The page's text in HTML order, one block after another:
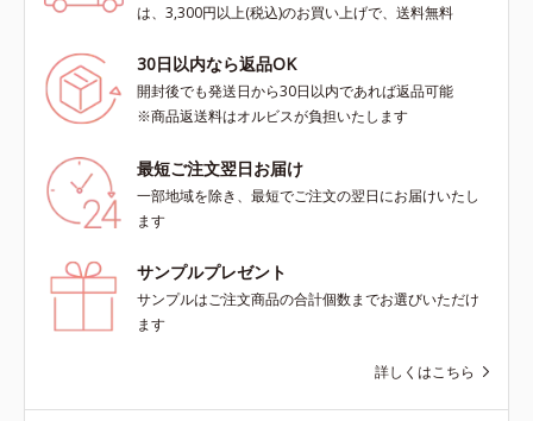
は、3,300円以上(税込)のお買い上げで、送料無料
30日以内なら返品OK
開封後でも発送日から30日以内であれば返品可能
※商品返送料はオルビスが負担いたします
最短ご注文翌日お届け
一部地域を除き、最短でご注文の翌日にお届けいたし
ます
サンプルプレゼント
サンプルはご注文商品の合計個数までお選びいただけ
ます
詳しくはこちら